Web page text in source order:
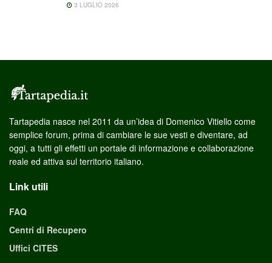
3 LUGLIO 2026
Tartapedia nasce nel 2011 da un’idea di Domenico Vitiello come
semplice forum, prima di cambiare le sue vesti e diventare, ad
oggi, a tutti gli effetti un portale di informazione e collaborazione
reale ed attiva sul territorio italiano.
Link utili
FAQ
Centri di Recupero
Uffici CITES